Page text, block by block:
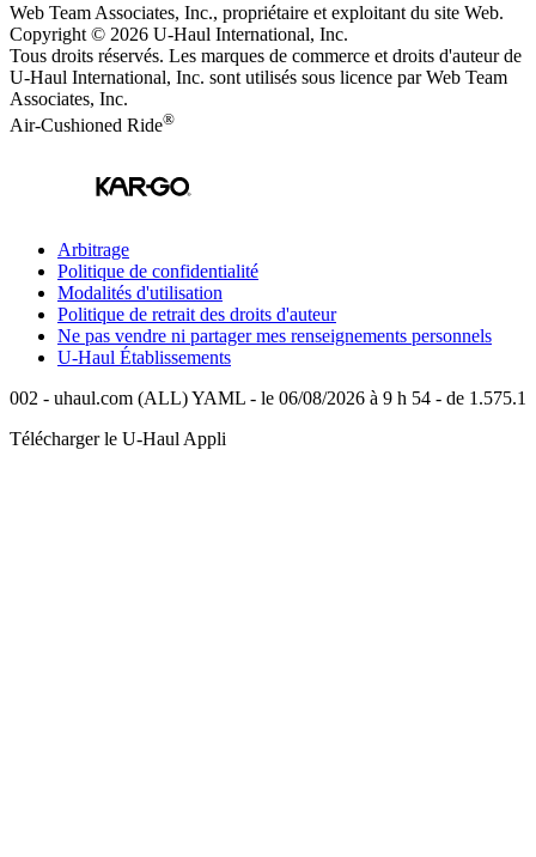
Web Team Associates, Inc., propriétaire et exploitant du site Web.
Copyright © 2026 U-Haul International, Inc.
Tous droits réservés. Les marques de commerce et droits d'auteur de
U-Haul International, Inc. sont utilisés sous licence par Web Team
Associates, Inc.
Air-Cushioned Ride®
Arbitrage
Politique de confidentialité
Modalités d'utilisation
Politique de retrait des droits d'auteur
Ne pas vendre ni partager mes renseignements personnels
U-Haul Établissements
002 - uhaul.com (ALL) YAML - le 06/08/2026 à 9 h 54 - de 1.575.1
Télécharger le U-Haul Appli